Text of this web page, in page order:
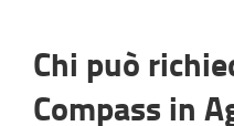
Chi può
Compass in